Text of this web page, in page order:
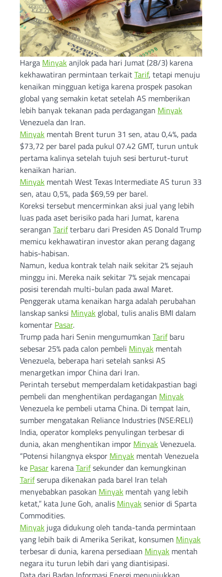
Harga Minyak anjlok pada hari Jumat (28/3) karena
kekhawatiran permintaan terkaitTarif, tetapi menuju
kenaikan mingguan ketiga karena prospek pasokan
global yang semakin ketat setelah AS memberikan
lebih banyak tekanan pada perdagangan Minyak
Venezuela dan Iran.
Minyak mentah Brent turun 31 sen, atau 0,4%, pada
$73,72 per barel pada pukul 07.42 GMT, turun untuk
pertama kalinya setelah tujuh sesi berturut-turut
kenaikan harian.
Minyak mentah West Texas Intermediate AS turun 33
sen, atau 0,5%, pada $69,59 per barel.
Koreksi tersebut mencerminkan aksi jual yang lebih
luas pada aset berisiko pada hari Jumat, karena
serangan Tarifterbaru dari Presiden AS Donald Trump
memicu kekhawatiran investor akan perang dagang
habis-habisan.
Namun, kedua kontrak telah naik sekitar 2% sejauh
minggu ini. Mereka naik sekitar 7% sejak mencapai
posisi terendah multi-bulan pada awal Maret.
Penggerak utama kenaikan harga adalah perubahan
lanskap sanksi Minyak global, tulis analis BMI dalam
komentar Pasar.
Trump pada hari Senin mengumumkan Tarifbaru
sebesar 25% pada calon pembeli Minyak mentah
Venezuela, beberapa hari setelah sanksi AS
menargetkan impor China dari Iran.
Perintah tersebut memperdalam ketidakpastian bagi
pembeli dan menghentikan perdagangan Minyak
Venezuela ke pembeli utama China. Di tempat lain,
sumber mengatakan Reliance Industries (NSE:RELI)
India, operator kompleks penyulingan terbesar di
dunia, akan menghentikan impor Minyak Venezuela.
“Potensi hilangnya ekspor Minyak mentah Venezuela
ke Pasar karenaTarifsekunder dan kemungkinan
Tarifserupa dikenakan pada barel Iran telah
menyebabkan pasokan Minyak mentah yang lebih
ketat,” kata June Goh, analis Minyak senior di Sparta
Commodities.
Minyak juga didukung oleh tanda-tanda permintaan
yang lebih baik di Amerika Serikat, konsumen Minyak
terbesar di dunia, karena persediaan Minyak mentah
negara itu turun lebih dari yang diantisipasi.